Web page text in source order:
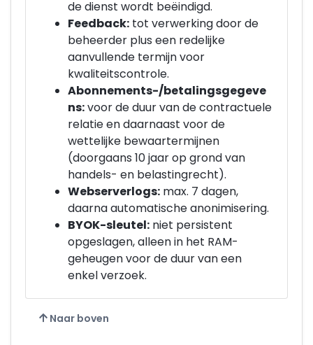
de dienst wordt beëindigd.
Feedback: tot verwerking door de
beheerder plus een redelijke
aanvullende termijn voor
kwaliteitscontrole.
Abonnements-/betalingsgegeve
ns:voor de duur van de contractuele
relatie en daarnaast voor de
wettelijke bewaartermijnen
(doorgaans 10 jaar op grond van
handels- en belastingrecht).
Webserverlogs: max. 7 dagen,
daarna automatische anonimisering.
BYOK-sleutel: niet persistent
opgeslagen, alleen in het RAM-
geheugen voor de duur van een
enkel verzoek.
Naar boven